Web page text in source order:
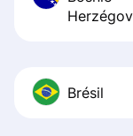
Brésil